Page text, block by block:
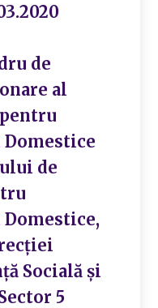
de
al
de
Socială și
5